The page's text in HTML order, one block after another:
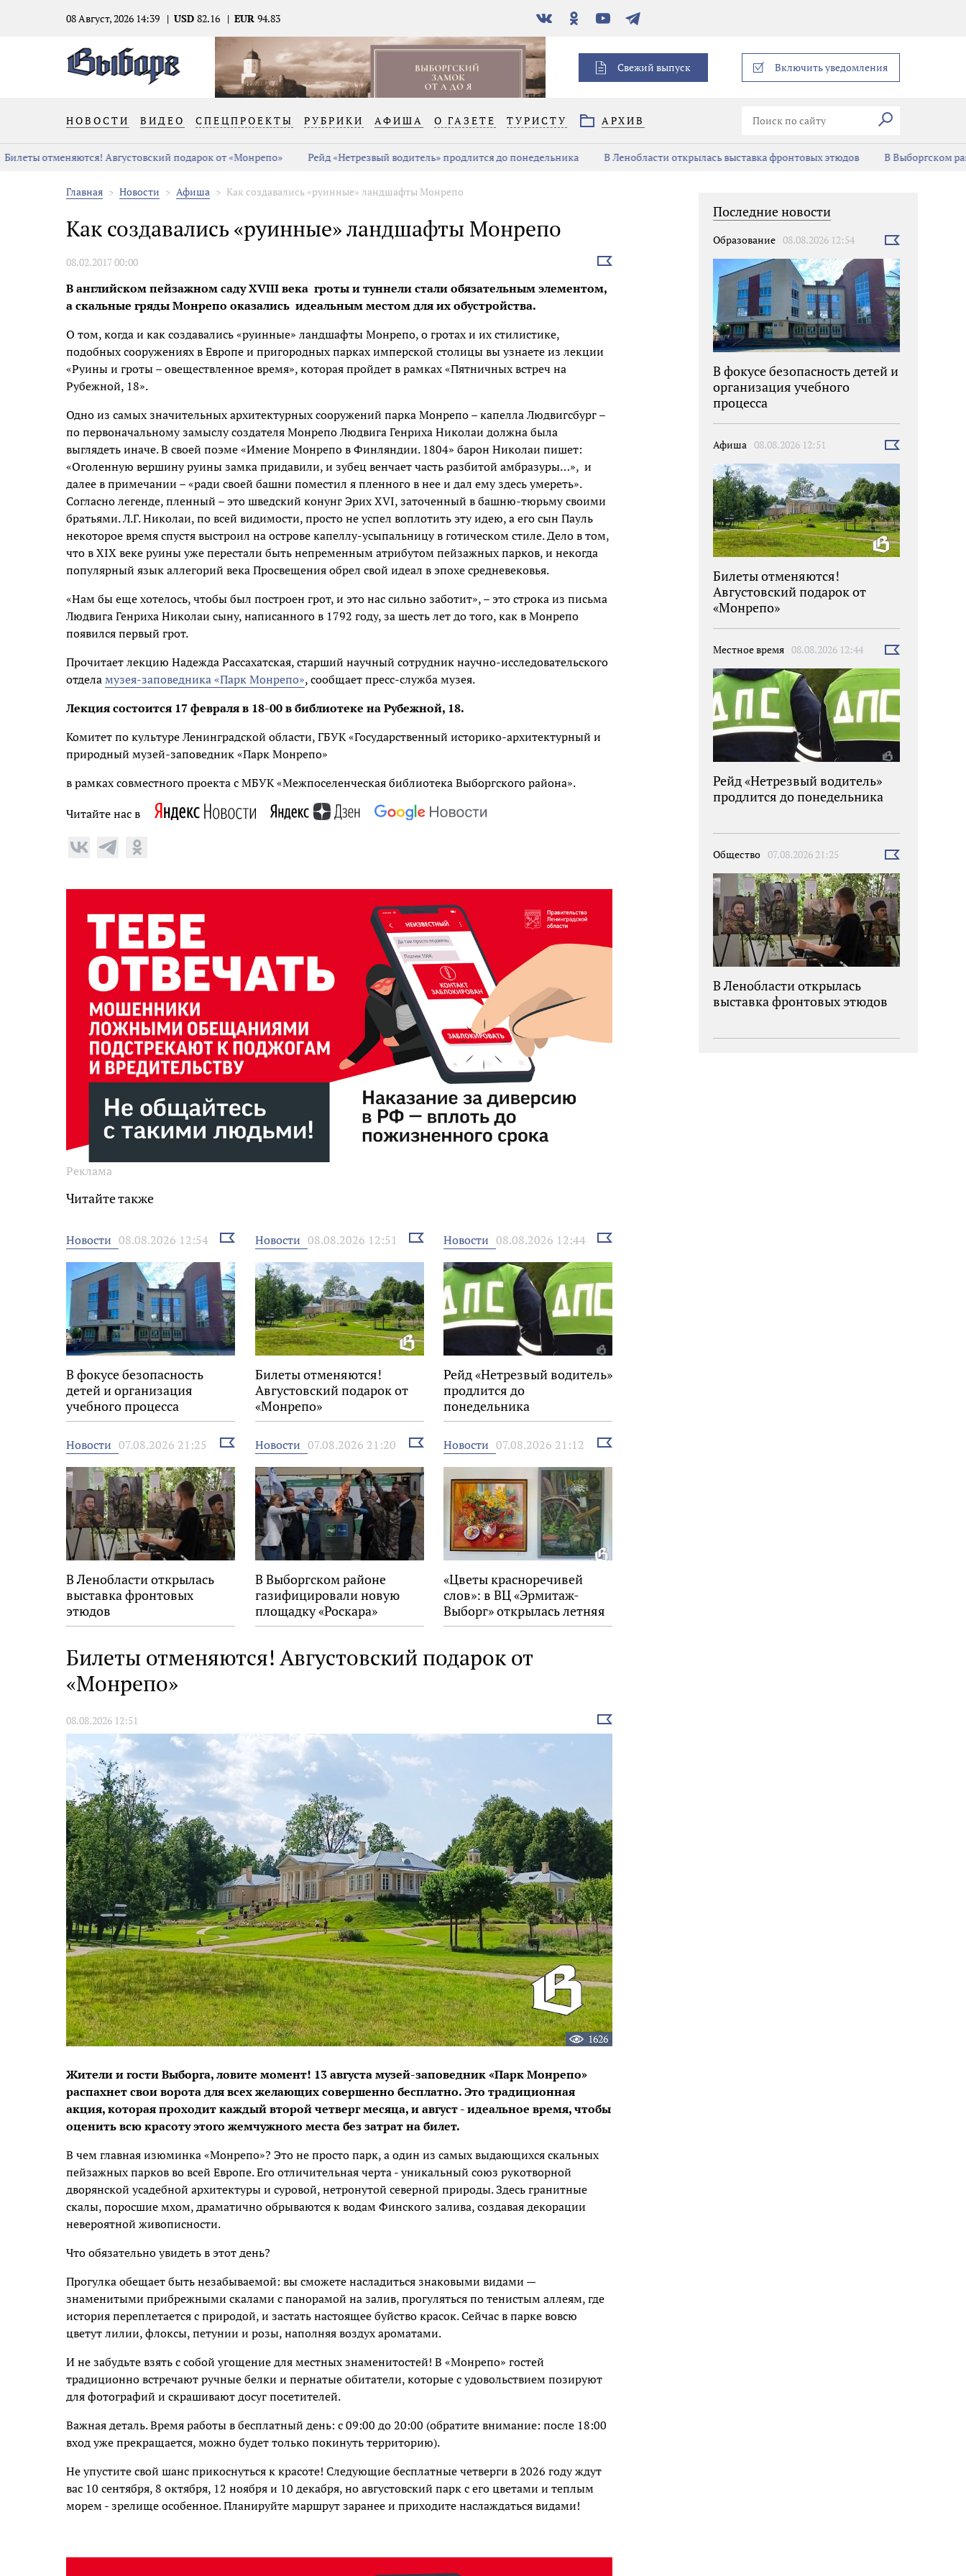
08 Август, 2026 14:39 USD 82.16 EUR 94.83
В
контакте
Одноклассники
YouTubeТелеграм
Свежий выпуск Включить уведомления
НОВОСТИ ВИДЕО СПЕЦПРОЕКТЫ РУБРИКИ АФИША О ГАЗЕТЕ ТУРИСТУ АРХИВ Искать
Билеты отменяются! Августовский подарок от «Монрепо» Рейд «Нетрезвый водитель» продлится до понедельника В Ленобласти открылась выставка фронтовых этюдов В Выборгском
Главная Новости Афиша Как создавались «руинные» ландшафты Монрепо
Как создавались «руинные» ландшафты Монрепо
08.02.2017 00:00
Выбрать
В английском пейзажном саду XVIII века гроты и туннели стали обязательным элементом,
а скальные гряды Монрепо оказались идеальным местом для их обустройства.
О том, когда и как создавались «руинные» ландшафты Монрепо, о гротах и их стилистике,
подобных сооружениях в Европе и пригородных парках имперской столицы вы узнаете из лекции
«Руины и гроты – овеществленное время», которая пройдет в рамках «Пятничных встреч на
Рубежной, 18».
Одно из самых значительных архитектурных сооружений парка Монрепо – капелла Людвигсбург –
по первоначальному замыслу создателя Монрепо Людвига Генриха Николаи должна была
выглядеть иначе. В своей поэме «Имение Монрепо в Финляндии. 1804» барон Николаи пишет:
«Оголенную вершину руины замка придавили, и зубец венчает часть разбитой амбразуры…», и
далее в примечании – «ради своей башни поместил я пленного в нее и дал ему здесь умереть».
Согласно легенде, пленный – это шведский конунг Эрих XVI, заточенный в башню-тюрьму своими
братьями. Л.Г. Николаи, по всей видимости, просто не успел воплотить эту идею, а его сын Пауль
некоторое время спустя выстроил на острове капеллу-усыпальницу в готическом стиле. Дело в том,
что в XIX веке руины уже перестали быть непременным атрибутом пейзажных парков, и некогда
популярный язык аллегорий века Просвещения обрел свой идеал в эпохе средневековья.
«Нам бы еще хотелось, чтобы был построен грот, и это нас сильно заботит», – это строка из письма
Людвига Генриха Николаи сыну, написанного в 1792 году, за шесть лет до того, как в Монрепо
появился первый грот.
Прочитает лекцию Надежда Рассахатская, старший научный сотрудник научно-исследовательского
отделамузея-заповедника «Парк Монрепо», сообщает пресс-служба музея.
Лекция состоится 17 февраля в 18-00 в библиотеке на Рубежной, 18.
Комитет по культуре Ленинградской области, ГБУК «Государственный историко-архитектурный и
природный музей-заповедник «Парк Монрепо»
в рамках совместного проекта с МБУК «Межпоселенческая библиотека Выборгского района».
Читайте нас в
Реклама
Читайте также
Новости 08.08.2026 12:54
Выбрать
новость
В фокусе безопасность
детей и организация
учебного процесса
Новости 08.08.2026 12:51
Выбрать
новость
Билеты отменяются!
Августовский подарок от
«Монрепо»
Новости 08.08.2026 12:44
Выбрать
Рейд «Нетрезвый водитель»
продлится до
понедельника
Новости 07.08.2026 21:25
Выбрать
новость
В Ленобласти открылась
выставка фронтовых
этюдов
Новости 07.08.2026 21:20
Выбрать
новость
В Выборгском районе
газифицировали новую
площадку «Роскара»
Новости 07.08.2026 21:12
Выбрать
«Цветы красноречивей
слов»: в ВЦ «Эрмитаж-
Выборг» открылась летняя
выставка
Билеты отменяются! Августовский подарок от
«Монрепо»
08.08.2026 12:51
Выбрать
новость
1626
Жители и гости Выборга, ловите момент! 13 августа музей-заповедник «Парк Монрепо»
распахнет свои ворота для всех желающих совершенно бесплатно. Это традиционная
акция, которая проходит каждый второй четверг месяца, и август - идеальное время, чтобы
оценить всю красоту этого жемчужного места без затрат на билет.
В чем главная изюминка «Монрепо»? Это не просто парк, а один из самых выдающихся скальных
пейзажных парков во всей Европе. Его отличительная черта - уникальный союз рукотворной
дворянской усадебной архитектуры и суровой, нетронутой северной природы. Здесь гранитные
скалы, поросшие мхом, драматично обрываются к водам Финского залива, создавая декорации
невероятной живописности.
Что обязательно увидеть в этот день?
Прогулка обещает быть незабываемой: вы сможете насладиться знаковыми видами —
знаменитыми прибрежными скалами с панорамой на залив, прогуляться по тенистым аллеям, где
история переплетается с природой, и застать настоящее буйство красок. Сейчас в парке вовсю
цветут лилии, флоксы, петунии и розы, наполняя воздух ароматами.
И не забудьте взять с собой угощение для местных знаменитостей! В «Монрепо» гостей
традиционно встречают ручные белки и пернатые обитатели, которые с удовольствием позируют
для фотографий и скрашивают досуг посетителей.
Важная деталь. Время работы в бесплатный день: с 09:00 до 20:00 (обратите внимание: после 18:00
вход уже прекращается, можно будет только покинуть территорию).
Не упустите свой шанс прикоснуться к красоте! Следующие бесплатные четверги в 2026 году ждут
вас 10 сентября, 8 октября, 12 ноября и 10 декабря, но августовский парк с его цветами и теплым
морем - зрелище особенное. Планируйте маршрут заранее и приходите наслаждаться видами!
Последние новости
Образование 08.08.2026 12:54
Выбрать
В фокусе безопасность детей и
организация учебного
процесса
Афиша 08.08.2026 12:51
Выбрать
Билеты отменяются!
Августовский подарок от
«Монрепо»
Местное время 08.08.2026 12:44
Выбрать
Рейд «Нетрезвый водитель»
продлится до понедельника
Общество 07.08.2026 21:25
Выбрать
В Ленобласти открылась
выставка фронтовых этюдов